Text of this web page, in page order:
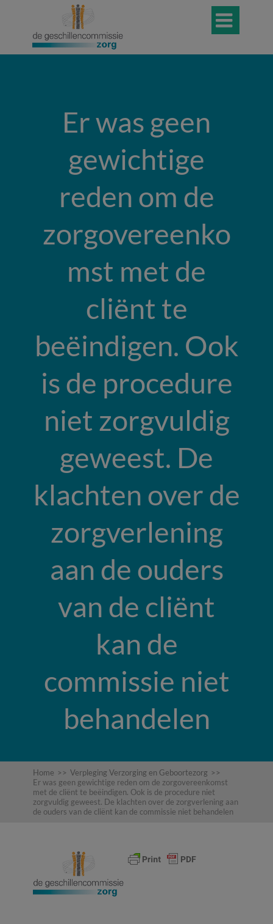

Er was geen
gewichtige
reden om de
zorgovereenko
mst met de
cliënt te
beëindigen. Ook
is de procedure
niet zorgvuldig
geweest. De
klachten over de
zorgverlening
aan de ouders
van de cliënt
kan de
commissie niet
behandelen
Home >> Verpleging Verzorging en Geboortezorg >>
Er was geen gewichtige reden om de zorgovereenkomst
met de cliënt te beëindigen. Ook is de procedure niet
zorgvuldig geweest. De klachten over de zorgverlening aan
de ouders van de cliënt kan de commissie niet behandelen